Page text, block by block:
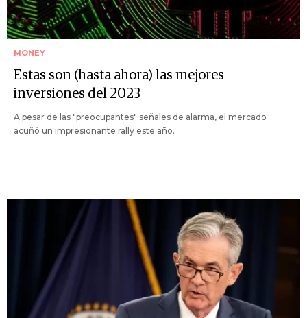
MONEY
Estas son (hasta ahora) las mejores
inversiones del 2023
A pesar de las "preocupantes" señales de alarma, el mercado
acuñó un impresionante rally este año.